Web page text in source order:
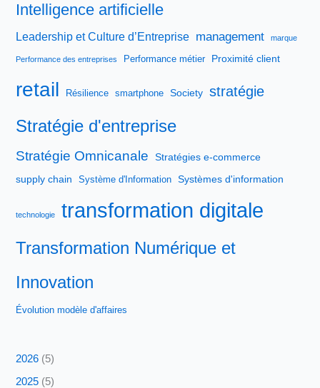
Intelligence artificielle
Leadership et Culture d’Entreprise management marque
Performance des entreprises Performance métier Proximité client
retail Résilience smartphone Society stratégie
Stratégie d'entreprise
Stratégie Omnicanale
Stratégies e-commerce
supply chain
Système d'Information Systèmes d'information
technologie transformation digitale
Transformation Numérique et
Innovation
Évolution modèle d'affaires
2026 (5)
2025 (5)